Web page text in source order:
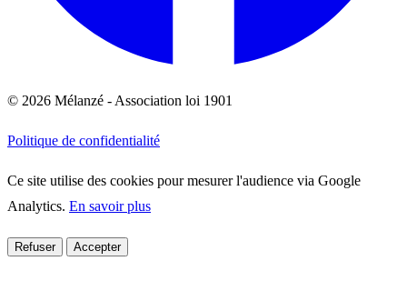
© 2026 Mélanzé - Association loi 1901
Politique de confidentialité
Ce site utilise des cookies pour mesurer l'audience via Google
Analytics. En savoir plus
Refuser Accepter